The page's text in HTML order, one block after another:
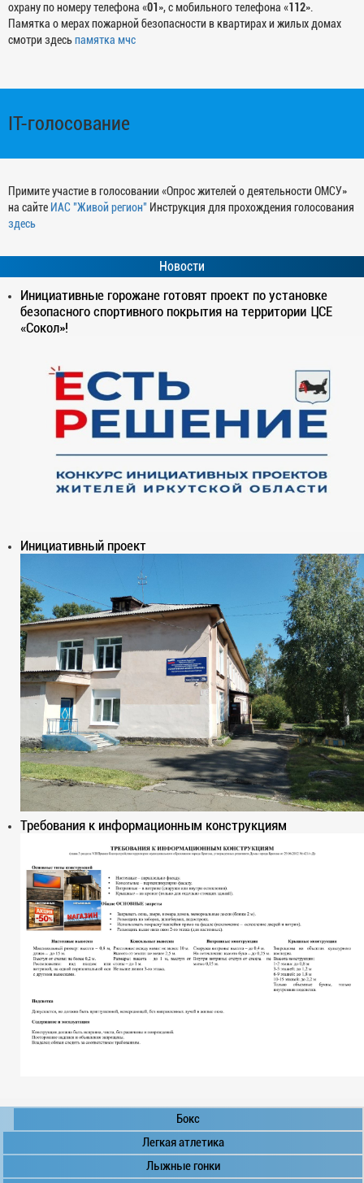
охрану по номеру телефона «01 », с мобильного телефона «112».
Памятка о мерах пожарной безопасности в квартирах и жилых домах
смотри здесьпамятка мчс
IT-голосование
Примите участие в голосовании «Опрос жителей о деятельности ОМСУ»
на сайте ИАС "Живой регион" Инструкция для прохождения голосования
здесь
Новости
Инициативные горожане готовят проект по установке
безопасного спортивного покрытия на территории ЦСЕ
«Сокол»!
Инициативный проект
Требования к информационным конструкциям
Бокс
Легкая атлетика
Лыжные гонки